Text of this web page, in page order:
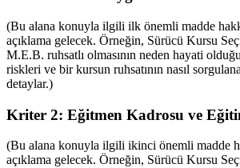
(Bu alana konuyla ilgili ilk önemli madde
açıklama gelecek. Örneğin, Sürücü Kursu
M.E.B. ruhsatlı olmasının neden hayati
riskleri ve bir kursun ruhsatının nasıl
detaylar.)
Kriter 2: Eğitmen Kadrosu ve
(Bu alana konuyla ilgili ikinci önemli madde
açıklama gelecek. Örneğin, Sürücü Kursu